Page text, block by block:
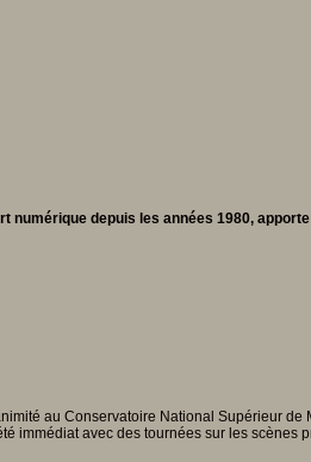
numérique depuis les années 1980,
au Conservatoire National Supérieur
immédiat avec des tournées sur les scènes